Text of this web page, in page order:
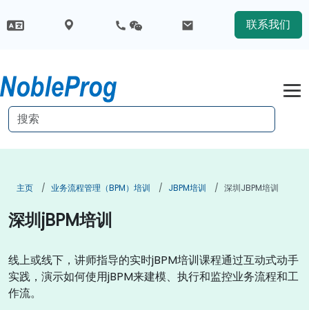
联系我们
主页 业务流程管理（BPM）培训 JBPM培训 深圳jBPM培训
深圳jBPM培训
线上或线下，讲师指导的实时jBPM培训课程通过互动式动手
实践，演示如何使用jBPM来建模、执行和监控业务流程和工
作流。